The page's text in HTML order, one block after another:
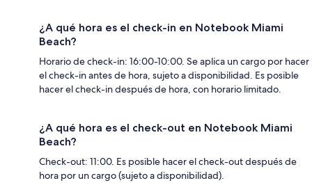
¿A qué hora es el check-in en Notebook Miami
Beach?
Horario de check-in: 16:00-10:00. Se aplica un cargo por hacer
el check-in antes de hora, sujeto a disponibilidad. Es posible
hacer el check-in después de hora, con horario limitado.
¿A qué hora es el check-out en Notebook Miami
Beach?
Check-out: 11:00. Es posible hacer el check-out después de
hora por un cargo (sujeto a disponibilidad).